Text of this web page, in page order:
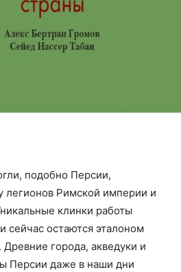
подобно Персии,
легионов Римской империи и
клинки работы
сейчас остаются эталоном
города, акведуки и
Персии даже в наши дни